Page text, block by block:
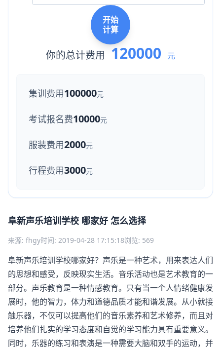
开始
计算
你的总计费用 120000 元
集训费用100000元
考试报名费10000元
服装费用2000元
行程费用3000元
阜新声乐培训学校 哪家好 怎么选择
来源: fhgy时间: 2019-04-28 17:15:18浏览: 569
阜新声乐培训学校哪家好？声乐是一种艺术，用来表达人们
的思想和感受，反映现实生活。音乐活动也是艺术教育的一
部分。声乐教育是一种情感教育。只有当一个人情绪健康发
展时，他的智力，体力和道德品质才能和谐发展。从小就接
触乐器，不仅可以提高他们的音乐素养和艺术修养，而且对
培养他们扎实的学习态度和自觉的学习能力具有重要意义。
同时，乐器的练习和表演是一种需要大脑和双手的运动，并